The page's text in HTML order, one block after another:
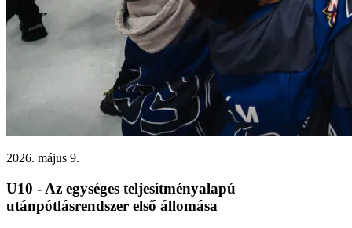
2026. május 9.
U10 - Az egységes teljesítményalapú
utánpótlásrendszer első állomása